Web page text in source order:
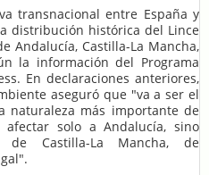
transnacional entre España y
distribución histórica del Lince
Andalucía, Castilla-La Mancha,
la información del Programa
En declaraciones anteriores,
aseguró que "va a ser el
naturaleza más importante de
solo a Andalucía, sino
de Castilla-La Mancha, de